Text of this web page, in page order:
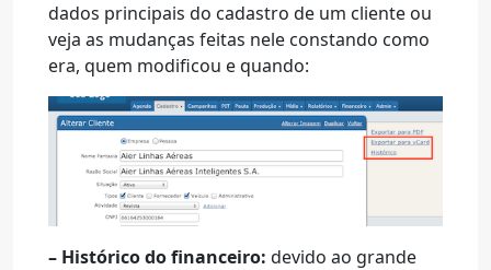
dados principais do cadastro de um cliente ou
veja as mudanças feitas nele constando como
era, quem modificou e quando:
– Histórico do financeiro: devido ao grande